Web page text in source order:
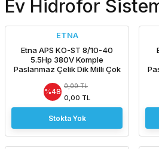
Ev Hidrofor
ETNA
Etna APS KO-ST 8/10-40
5.5Hp 380V Komple
Paslanmaz Çelik Dik Milli Çok
Yüksek Verimli Santrifüj
Pompa - Aisi 304 - (2900
d/dk)
%48
0,00 TL
0,00 TL
Stokta Yok